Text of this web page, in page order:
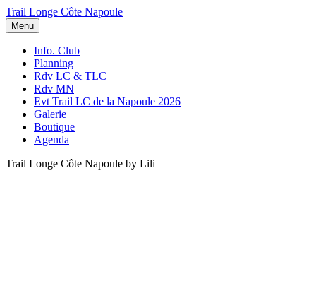
Trail Longe Côte Napoule
Menu
Info. Club
Planning
Rdv LC & TLC
Rdv MN
Evt Trail LC de la Napoule 2026
Galerie
Boutique
Agenda
Trail Longe Côte Napoule by Lili